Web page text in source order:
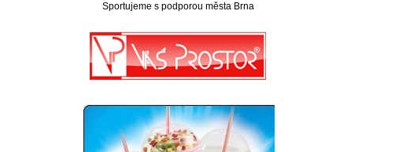
Sportujeme s podporou města Brna